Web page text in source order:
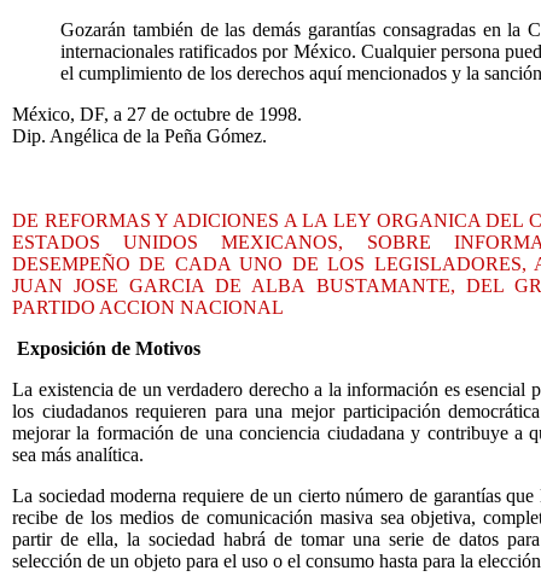
Gozarán también de las demás garantías consagradas en la
internacionales ratificados por México. Cualquier persona
el cumplimiento de los derechos aquí mencionados y la
México, DF, a 27 de octubre de 1998.
Dip. Angélica de la Peña Gómez.
DE REFORMAS Y ADICIONES A LA LEY ORGANICA DEL
ESTADOS UNIDOS MEXICANOS, SOBRE
DESEMPEÑO DE CADA UNO DE LOS LEGISLADORES,
JUAN JOSE GARCIA DE ALBA BUSTAMANTE, DEL
PARTIDO ACCION NACIONAL
Exposición de Motivos
La existencia de un verdadero derecho a la información es esencial
los ciudadanos requieren para una mejor participación
mejorar la formación de una conciencia ciudadana y contribuye a
sea más analítica.
La sociedad moderna requiere de un cierto número de garantías
recibe de los medios de comunicación masiva sea objetiva,
partir de ella, la sociedad habrá de tomar una serie de datos
selección de un objeto para el uso o el consumo hasta para la